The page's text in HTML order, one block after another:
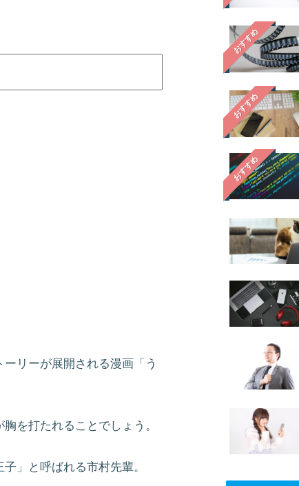
リーが展開される漫画「う
を打たれることでしょう。
」と呼ばれる市村先輩。
おすすめ
おすすめ
おすすめ